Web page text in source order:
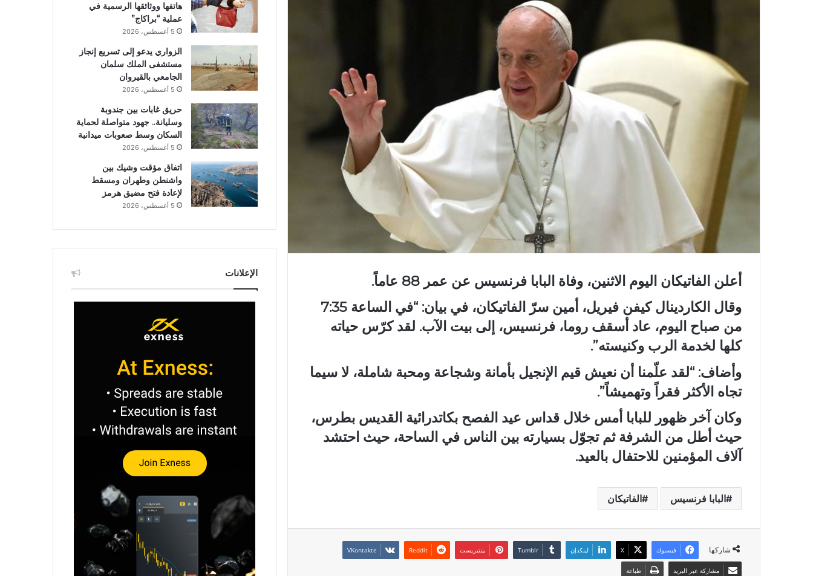
أعلن الفاتيكان اليوم الاثنين، وفاة البابا فرنسيس عن عمر 88 عاماً.
وقال الكاردينال كيفن فيريل، أمين سرّ الفاتيكان، في بيان: “في الساعة 7:35
من صباح اليوم، عاد أسقف روما، فرنسيس، إلى بيت الآب. لقد كرّس حياته
كلها لخدمة الرب وكنيسته”.
وأضاف: “لقد علّمنا أن نعيش قيم الإنجيل بأمانة وشجاعة ومحبة شاملة، لا سيما
تجاه الأكثر فقراً وتهميشاً”.
وكان آخر ظهور للبابا أمس خلال قداس عيد الفصح بكاتدرائية القديس بطرس،
حيث أطل من الشرفة ثم تجوّل بسيارته بين الناس في الساحة، حيث احتشد
آلاف المؤمنين للاحتفال بالعيد.
البابا فرنسيس الفاتيكان
شاركها فيسبوك X لينكدإن بينتيريست
مشاركة عبر البريد طباعة
هاتفها ووثائقها الرسمية في
عملية “براكاج”
5 أغسطس، 2026
الزواري يدعو إلى تسريع إنجاز
مستشفى الملك سلمان
الجامعي بالقيروان
5 أغسطس، 2026
حريق غابات بين جندوبة
وسليانة.. جهود متواصلة لحماية
السكان وسط صعوبات ميدانية
5 أغسطس، 2026
اتفاق مؤقت وشيك بين
واشنطن وطهران ومسقط
لإعادة فتح مضيق هرمز
5 أغسطس، 2026
الإعلانات